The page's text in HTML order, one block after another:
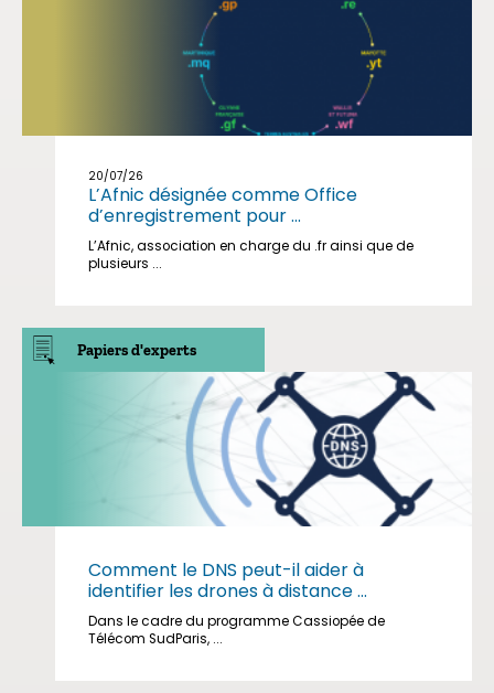
20/07/26
L’Afnic désignée comme Office
d’enregistrement pour ...
L’Afnic, association en charge du .fr ainsi que de
plusieurs ...
Papiers d'experts
Comment le DNS peut-il aider à
identifier les drones à distance ...
Dans le cadre du programme Cassiopée de
Télécom SudParis, ...